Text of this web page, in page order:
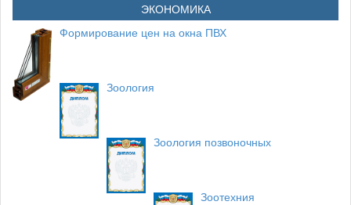
ЭКОНОМИКА
Формирование цен на окна ПВХ
Зоология
Зоология позвоночных
Зоотехния